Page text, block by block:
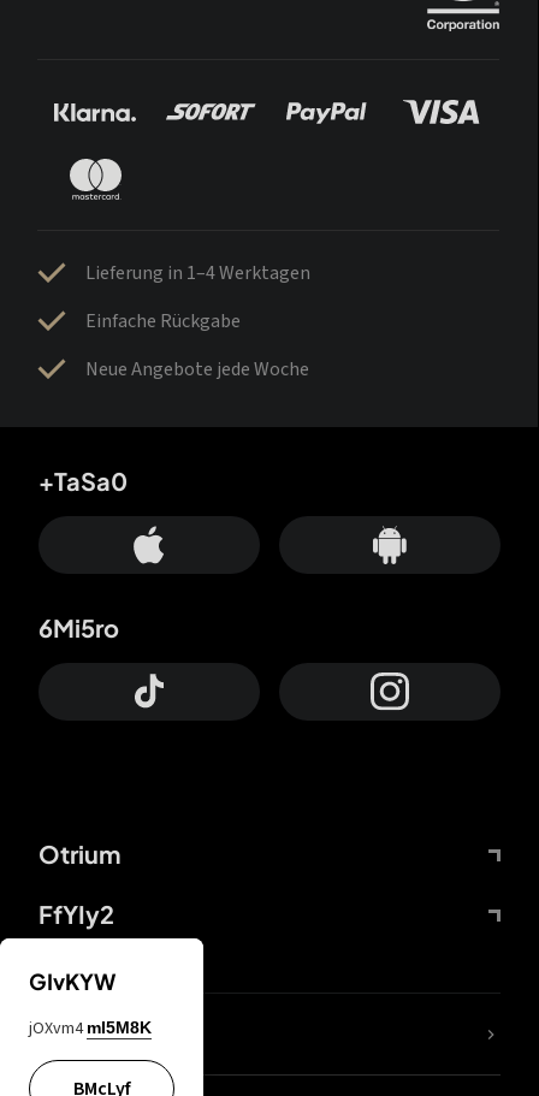
Lieferung in 1–4 Werktagen
Einfache Rückgabe
Neue Angebote jede Woche
Otrium
FfYIy2
+TaSa0
6Mi5ro
DDcvSo
GIvKYW
jOXvm4 mI5M8K
BMcLyf